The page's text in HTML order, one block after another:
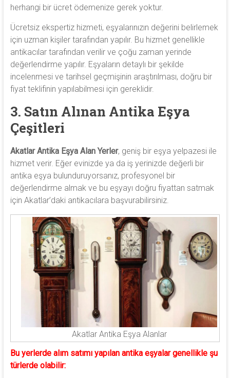
herhangi bir ücret ödemenize gerek yoktur.
Ücretsiz ekspertiz hizmeti, eşyalarınızın değerini belirlemek
için uzman kişiler tarafından yapılır. Bu hizmet genellikle
antikacılar tarafından verilir ve çoğu zaman yerinde
değerlendirme yapılır. Eşyaların detaylı bir şekilde
incelenmesi ve tarihsel geçmişinin araştırılması, doğru bir
fiyat teklifinin yapılabilmesi için gereklidir.
3. Satın Alınan Antika Eşya
Çeşitleri
Akatlar Antika Eşya Alan Yerler, geniş bir eşya yelpazesi ile
hizmet verir. Eğer evinizde ya da iş yerinizde değerli bir
antika eşya bulunduruyorsanız, profesyonel bir
değerlendirme almak ve bu eşyayı doğru fiyattan satmak
için Akatlar’daki antikacılara başvurabilirsiniz.
Akatlar Antika Eşya Alanlar
Bu yerlerde alım satımı yapılan antika eşyalar genellikle şu
türlerde olabilir: